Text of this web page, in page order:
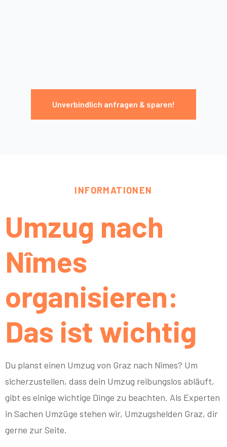
Unverbindlich anfragen & sparen!
INFORMATIONEN
Umzug nach
Nîmes
organisieren:
Das ist wichtig
Du planst einen Umzug von Graz nach Nîmes? Um
sicherzustellen, dass dein Umzug reibungslos abläuft,
gibt es einige wichtige Dinge zu beachten. Als Experten
in Sachen Umzüge stehen wir, Umzugshelden Graz, dir
gerne zur Seite.